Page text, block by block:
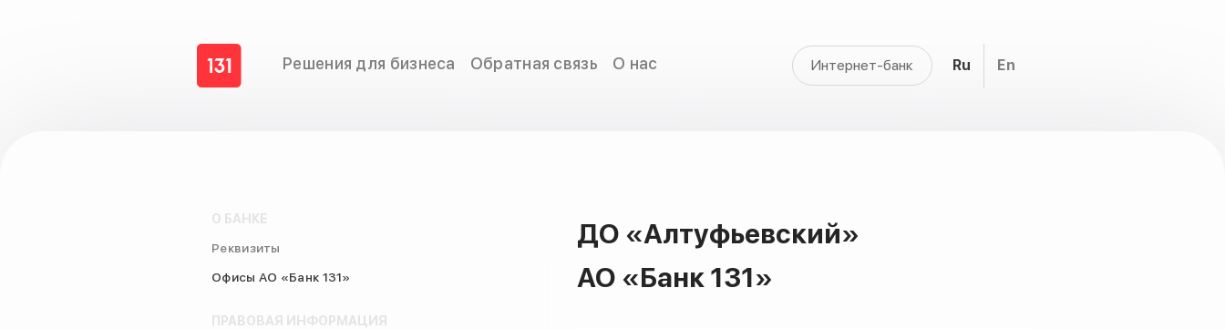
Интернет-банк
Решения для бизнеса Обратная связь О нас Ru En
О БАНКЕ
Реквизиты
Офисы АО «Банк 131»
ПРАВОВАЯ ИНФОРМАЦИЯ
ДО «Алтуфьевский»
АО «Банк 131»